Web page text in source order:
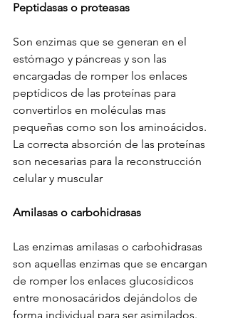
Peptidasas o proteasas
Son enzimas que se generan en el
estómago y páncreas y son las
encargadas de romper los enlaces
peptídicos de las proteínas para
convertirlos en moléculas mas
pequeñas como son los aminoácidos.
La correcta absorción de las proteínas
son necesarias para la reconstrucción
celular y muscular
Amilasas o carbohidrasas
Las enzimas amilasas o carbohidrasas
son aquellas enzimas que se encargan
de romper los enlaces glucosídicos
entre monosacáridos dejándolos de
forma individual para ser asimilados.